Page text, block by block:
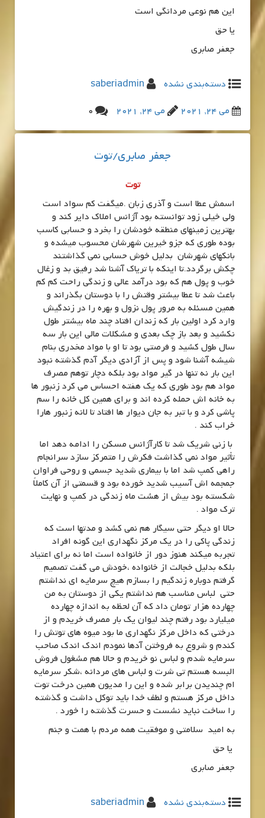
این هم نوعی مردانگی است
یا حق
جعفر صابری
دسته‌بندی نشده
saberiadmin
می 24, 2021
می 24, 2021 0
جعفر صابری/توت
توت
اسمش عطا است و آذری زبان .میگفت کم سواد است
ولی خیلی زود توانسته بود آژانس املاک دایر کند و
بهترین زمینهای منطقه خودشان را بخرد و حسابی کاسب
بوده طوری که جزو خیرین شهرشان محسوب میشده و
بانکهای شهرشان بدلیل خوش حسابی نمی گذاشتند
چکش برگردد.تا اینکه با تریاک آشنا شد رفیق بد و زغال
خوب و پول هم که بود درآمد عالی و زندگی راحت کم کم
باعث شد تا عطا بیشتر وقتش را با دوستان بگذراند و
همین مسئله به مرور پول نزول و بهره را در زندگیش
وارد کرد اولین بار که زندان افتاد چند ماه بیشتر طول
نکشید و بعد باز چک بعدی و مشکلات مالی این بار سه
سال طول کشید و فرصتی بود تا او با مواد مخدری بنام
شیشه آشنا شود و پس از آزادی دیگر آدم گذشته نبود
این بار نه تنها در گیر مواد بود بلکه دچار توهم مصرف
مواد هم بود طوری که یک هفته احساس می کرد زنبور ها
به خانه اش حمله کرده اند و برای همین کل خانه را سم
پاشی کرد و با تبر به جان دیوار ها افتاد تا لانه زنبور هارا
خراب کند .
با زنی شریک شد تا کارآژانس مسکن را ادامه دهد اما
تأثیر مواد نمی گذاشت فکرش را متمرکز سازد سرانجام
راهی کمپ شد اما با بیماری شدید جسمی و روحی فراوان
جمجمه اش آسیب شدید خورده بود و قسمتی از آن کاملاً
شکسته بود بیش از هشت ماه زندگی در کمپ و نهایت
ترک مواد .
حالا او دیگر حتی سیگار هم نمی کشد و مدتها است که
زندگی پاکی را در یک مرکز نگهداری این گونه افراد
تجربه میکند هنوز دور از خانواده است اما نه برای اعتیاد
بلکه بدلیل خجالت از خانواده ،خودش می گفت تصمیم
گرفتم دوباره زندگیم را بسازم هیچ سرمایه ای نداشتم
حتی لباس مناسب هم نداشتم یکی از دوستان به من
چهارده هزار تومان داد که آن لحظه به اندازه چهارده
میلیارد بود رفتم چند لیوان یک بار مصرف خریدم و از
درختی که داخل مرکز نگهداری ما بود میوه های توتش را
کندم و شروع به فروختن آدها نمودم اندک اندک صاحب
سرمایه شدم و لباس نو خریدم و حالا هم مشغول فروش
البسه هستم تی شرت و لباس های مردانه ،شکر سرمایه
ام چندیدن برابر شده و این را مدیون همین درخت توت
داخل مرکز هستم و لطف خدا باید توکل داشت و گذشته
را ساخت نباید نشست و حسرت گذشته را خورد .
به امید سلامتی و موفقیت همه مردم با همت و جنم
یا حق
جعفر صابری
دسته‌بندی نشده
saberiadmin